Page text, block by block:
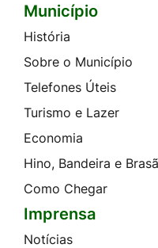
Seção do Rodapé
Município
História
Sobre o Município
Telefones Úteis
Turismo e Lazer
Economia
Hino, Bandeira e
Como Chegar
Imprensa
Notícias